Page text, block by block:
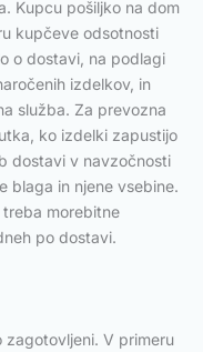
Kupcu pošiljko na dom
kupčeve odsotnosti
o dostavi, na podlagi
izdelkov, in
služba. Za prevozna
ko izdelki zapustijo
dostavi v navzočnosti
blaga in njene vsebine.
morebitne
po dostavi.
zagotovljeni. V primeru